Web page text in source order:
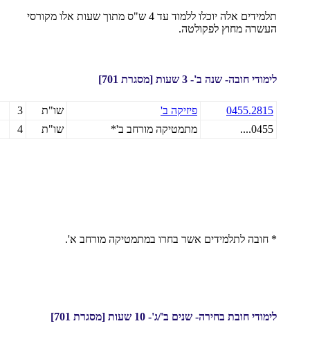
תלמידים אלה יוכלו ללמוד עד 4 ש"ס מתוך שעות אלו מקורסי
העשרה מחוץ לפקולטה.
לימודי חובה- שנה ב'- 3 שעות [מסגרת 701]
0455.2815 פיזיקה ב' שו"ת
3
0455....
מתמטיקה מורחב ב'* שו"ת 4
* חובה לתלמידים אשר בחרו במתמטיקה מורחב א'.
לימודי חובת בחירה- שנים ב'/ג'- 10 שעות [מסגרת 701]